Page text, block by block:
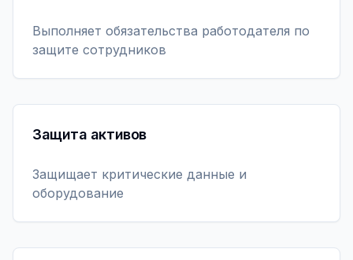
Выполняет обязательства работодателя по
защите сотрудников
Защита активов
Защищает критические данные и
оборудование